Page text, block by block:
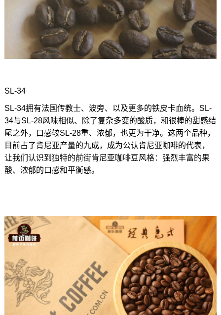
SL-34
SL-34拥有法国传教士、波旁、以及更多的铁皮卡血统。SL-
34与SL-28风味相似、除了复杂多变的酸质，和很棒的甜感结
尾之外，口感较SL-28重、浓郁，也更为干净。这两个品种，
目前占了肯尼亚产量的九成，成为公认肯尼亚咖啡的代表，
让我们认识到独特的前街肯尼亚咖啡豆风格：强烈丰富的果
酸、浓郁的口感和平衡感。